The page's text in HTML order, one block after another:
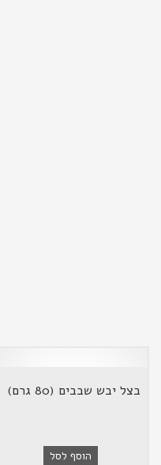
בצל יבש שבבים (80 גרם)
הוסף לסל